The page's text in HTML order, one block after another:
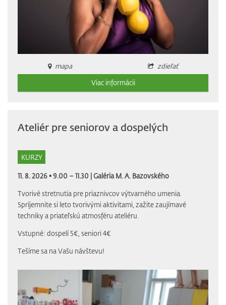
mapa
zdieľať
Viac informácii
Ateliér pre seniorov a dospelých
KURZY
11. 8. 2026 • 9.00 – 11.30 | Galéria M. A. Bazovského
Tvorivé stretnutia pre priaznivcov výtvarného umenia.
Spríjemnite si leto tvorivými aktivitami, zažite zaujímavé
techniky a priateľskú atmosféru ateliéru.
Vstupné: dospelí 5€, seniori 4€
Tešíme sa na Vašu návštevu!